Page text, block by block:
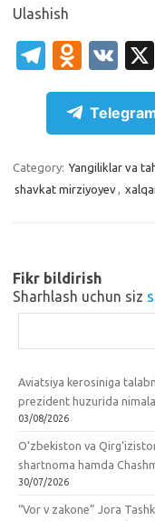
Ulashish
T
el
gr
a
m
O
d
n
o
kl
as
i
V
K
Category: Yangiliklar va
shavkat mirziyoyev,
Fikr bildirish
Sharhlash uchun siz
Aviatsiya kerosiniga
prezident huzurida
03/08/2026
O‘zbekiston va
shartnoma hamda
30/07/2026
“Vor v zakone” Jora